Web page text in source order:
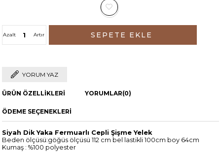
Artır
Azalt
YORUM YAZ
ÜRÜN ÖZELLIKLERI YORUMLAR(0)
ÖDEME SEÇENEKLERI
Siyah Dik Yaka Fermuarlı Cepli Şişme Yelek
Beden ölçüsü:göğüs ölçüsü 112 cm bel lastikli 100cm boy 64cm
Kumaş : %100 polyester